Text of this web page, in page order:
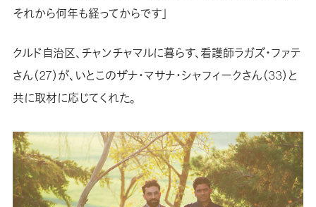
それから何年も経ってからです」
クルド自治区、チャンチャマルに暮らす、看護師ラガズ・ファテ
さん（27）が、いとこのザナ・マサナ・シャフィークさん（33）と
共に取材に応じてくれた。